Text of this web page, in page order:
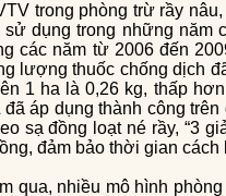
dụng trong những năm
các năm từ 2006 đến
lượng thuốc chống dịch
1 ha là 0,26 kg, thấp
áp dụng thành công
sạ đồng loạt né rầy, “3
đảm bảo thời gian